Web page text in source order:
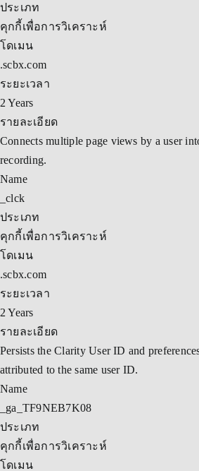
ประเภท
คุกกี้เพื่อการวิเคราะห์
โดเมน
.scbx.com
ระยะเวลา
2 Years
รายละเอียด
Connects multiple page views by a user
recording.
Name
_clck
ประเภท
คุกกี้เพื่อการวิเคราะห์
โดเมน
.scbx.com
ระยะเวลา
2 Years
รายละเอียด
Persists the Clarity User ID and
attributed to the same user ID.
Name
_ga_TF9NEB7K08
ประเภท
คุกกี้เพื่อการวิเคราะห์
โดเมน